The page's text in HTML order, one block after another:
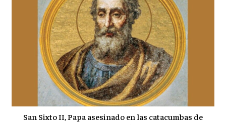
San Sixto II, Papa asesinado en las catacumbas de